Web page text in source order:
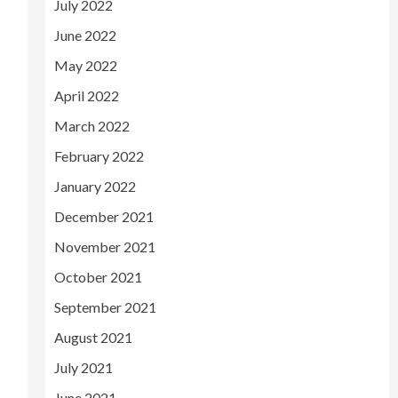
July 2022
June 2022
May 2022
April 2022
March 2022
February 2022
January 2022
December 2021
November 2021
October 2021
September 2021
August 2021
July 2021